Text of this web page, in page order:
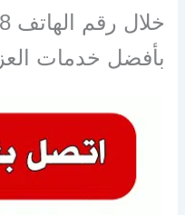
خلال رقم الهاتف
بأفضل خدمات